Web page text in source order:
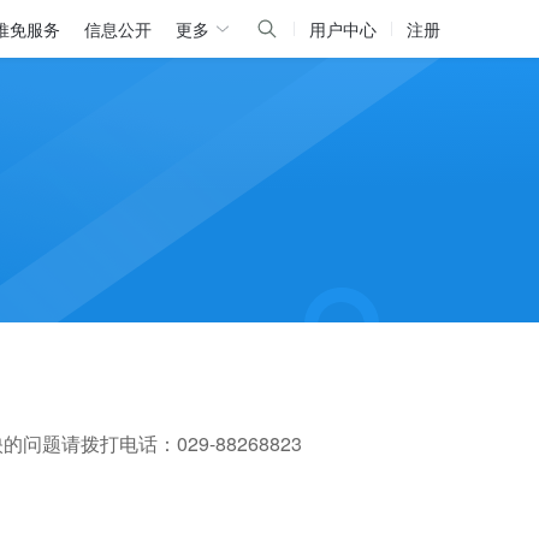
免服务 信息公开 更多 用户中心 注册
问题请拨打电话：029-88268823